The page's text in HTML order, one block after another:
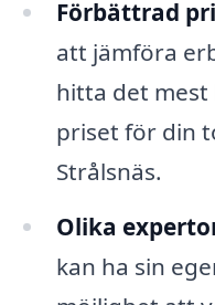
Förbättrad
att jämföra
hitta det
priset för din
Strålsnäs.
Olika
kan ha sin